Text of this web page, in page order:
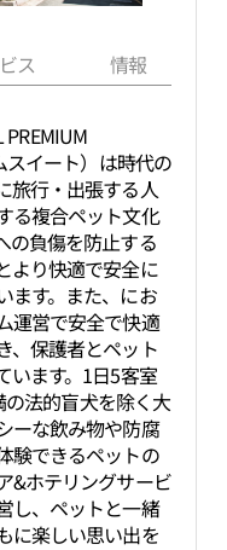
ス 情報
スイート）は時代の
旅行・出張する人
る複合ペット文化
の負傷を防止する
より快適で安全に
ます。また、にお
運営で安全で快適
、保護者とペット
います。1日5客室
法的盲犬を除く大
ーな飲み物や防腐
験できるペットの
&ホテリングサービ
し、ペットと一緒
に楽しい思い出を